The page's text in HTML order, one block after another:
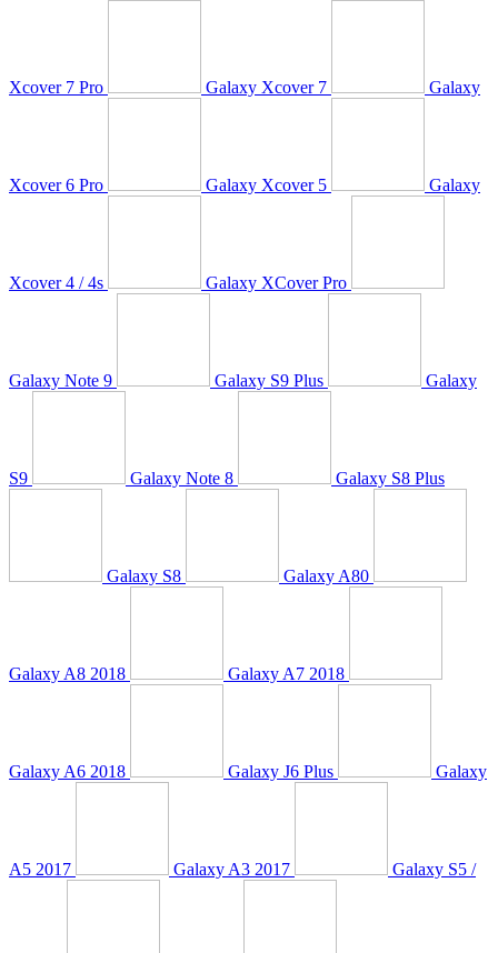
Xcover 7 Pro Galaxy Xcover 7 Galaxy
Xcover 6 Pro Galaxy Xcover 5 Galaxy
Xcover 4 / 4s Galaxy XCover Pro
Galaxy Note 9 Galaxy S9 Plus Galaxy
S9 Galaxy Note 8 Galaxy S8 Plus
Galaxy S8 Galaxy A80
Galaxy A8 2018 Galaxy A7 2018
Galaxy A6 2018 Galaxy J6 Plus Galaxy
A5 2017 Galaxy A3 2017 Galaxy S5 /